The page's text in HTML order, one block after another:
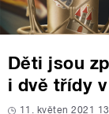
Děti jsou
i dvě třídy
11. květen 2021